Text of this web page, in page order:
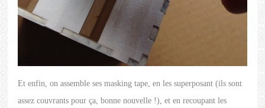
Et enfin, on assemble ses masking tape, en les superposant (ils sont
assez couvrants pour ça, bonne nouvelle !), et en recoupant les